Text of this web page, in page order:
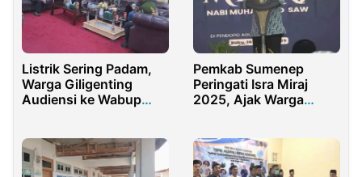
Listrik Sering Padam,
Warga Giligenting
Audiensi ke Wabup
Pemkab Sumenep
Peringati Isra Miraj
2025, Ajak Warga